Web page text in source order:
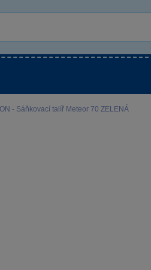
- Sáňkovací talíř Meteor 70 ZELENÁ